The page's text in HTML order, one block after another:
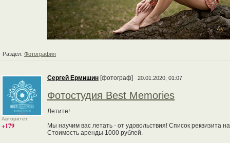
Раздел: Фотография
Авторитет
+179
Сергей Ермишин [фотограф] 20.01.2020, 01:07
Фотостудия Best Memories
Летите!
Мы научим вас летать - от удовольствия! Список
Стоимость аренды 1000 рублей.